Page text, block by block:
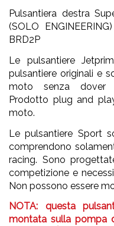
Pulsantiera destra
(SOLO
BRD2P
Le pulsantiere
pulsantiere originali e
moto senza dover
Prodotto plug and
moto.
Le pulsantiere Sport
comprendono
racing. Sono
competizione e
Non possono essere
NOTA: questa
montata sulla pompa